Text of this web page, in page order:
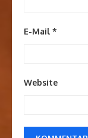
E-Mail *
Website